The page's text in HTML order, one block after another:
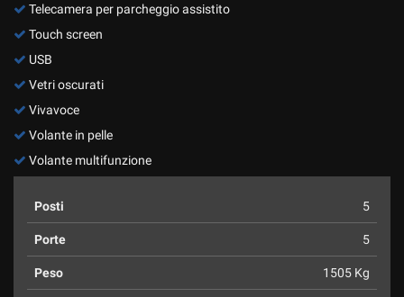
Telecamera per parcheggio assistito
Touch screen
USB
Vetri oscurati
Vivavoce
Volante in pelle
Volante multifunzione
Posti 5
Porte 5
Peso 1505 Kg